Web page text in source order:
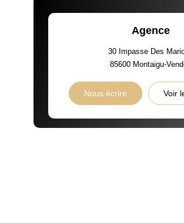
Agence
30 Impasse Des
85600 Montaigu-
Nous écrire Voir